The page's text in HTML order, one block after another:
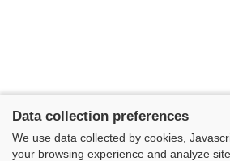
Data collection preferences
We use data collected by cookies,
your browsing experience and analyze